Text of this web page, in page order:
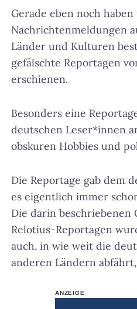
Gerade eben noch
Nachrichtenmeldungen
Länder und Kulturen
gefälschte Reportagen
erschienen.
Besonders eine
deutschen Leser*innen
obskuren Hobbies und
Die Reportage gab dem
es eigentlich immer
Die darin
Relotius-Reportagen
auch, in wie weit die
anderen Ländern
ANZEIGE